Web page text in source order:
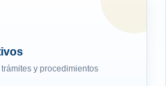
y procedimientos